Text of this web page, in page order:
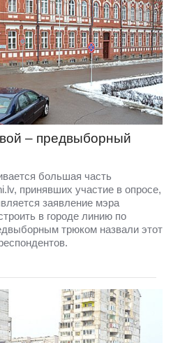
– предвыборный
большая часть
принявших участие в опросе,
заявление мэра
в городе линию по
трюком назвали этот